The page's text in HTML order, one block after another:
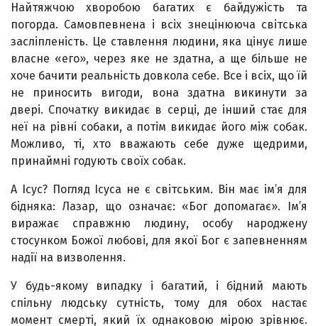
Найтяжчою хворобою багатих є байдужість та
погорда. Самовпевнена і всіх знецінююча світська
засліпленість. Це ставлення людини, яка цінує лише
власне «его», через яке не здатна, а ще більше не
хоче бачити реальність довкола себе. Все і всіх, що їй
не приносить вигоди, вона здатна викинути за
двері. Спочатку викидає в серці, де інший стає для
неї на рівні собаки, а потім викидає його між собак.
Можливо, ті, хто вважають себе дуже щедрими,
принаймні годують своїх собак.
А Ісус? Погляд Ісуса не є світським. Він має ім’я для
бідняка: Лазар, що означає: «Бог допомагає». Ім’я
виражає справжню людину, особу народжену
стосунком Божої любові, для якої Бог є запевненням
надії на визволення.
У будь-якому випадку і багатий, і бідний мають
спільну людську сутність, тому для обох настає
момент смерті, який їх однаковою мірою зрівнює.